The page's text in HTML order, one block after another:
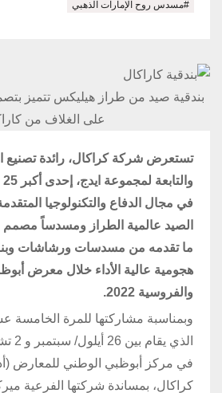
#مسدس روح الإمارات الذهبي
بندقية صيد من طراز هيليكس تتميز
على الغلاف من
تستعرض شركة كراكال، رائدة تصنيع
في مجال الدفاع والتكنولوجيا
الصيد عالمية الطراز ومسدساً
ما تقدمه من مسدسات ورشاشات
هجومية عالية الأداء خلال معرض
والفروسية 2022.
وبمناسبة مشاركتها للمرة
الذي
في مركز أبوظبي الوطني للمعارض
كراكال، بمساندة شركتها الفرعية